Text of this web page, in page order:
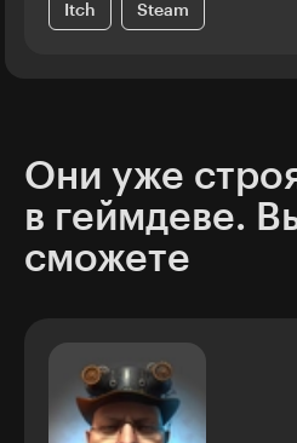
Itch Steam
Они уже
в геймдеве.
сможете